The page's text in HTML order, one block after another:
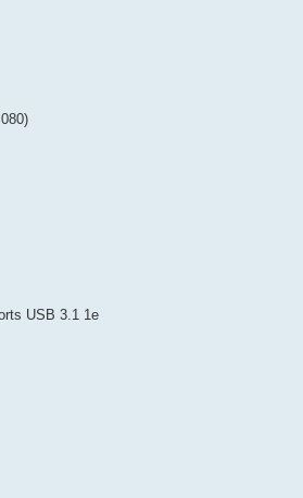
USB 3.1 1e